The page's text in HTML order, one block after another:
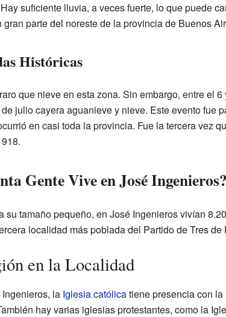
suficiente lluvia, a veces fuerte, lo que puede
gran parte del noreste de la provincia de Buenos
Históricas
que nieve en esta zona. Sin embargo, entre el
julio cayera aguanieve y nieve. Este evento fue
en casi toda la provincia. Fue la tercera vez
Gente Vive en José Ingenieros?
su tamaño pequeño, en José Ingenieros vivían
localidad más poblada del Partido de Tres de
en la Localidad
la Iglesia católicatiene presencia con la
hay varias iglesias protestantes, como la